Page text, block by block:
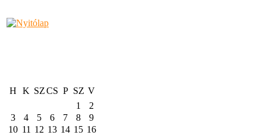
H K SZCS P SZ V
1
2
3
4 5 6 7 8
9
10 11 12 13 14 15 16